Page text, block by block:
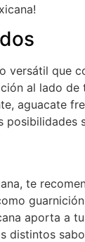
versátil que
al lado
aguacate
te
aporta a
distintos